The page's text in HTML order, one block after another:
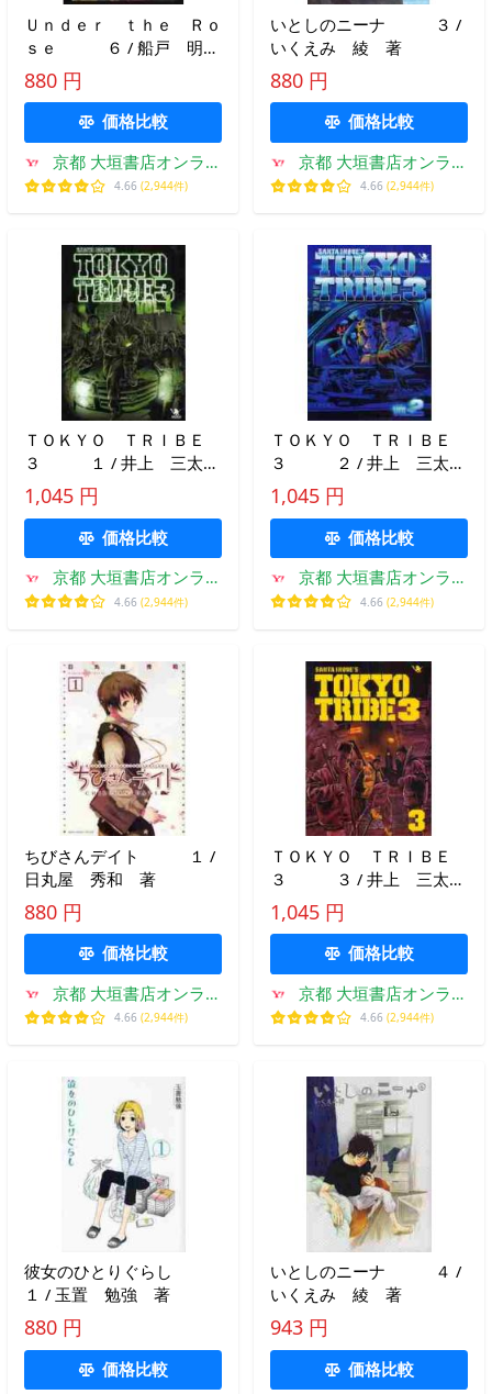
Ｕｎｄｅｒ ｔｈｅ Ｒｏ
ｓｅ ６ / 船戸 明
里 著
880 円
価格比較
京都 大垣書店オンライ
ン
4.66 (2,944件)
いとしのニーナ ３ /
いくえみ 綾 著
880 円
価格比較
京都 大垣書店オンライ
ン
4.66 (2,944件)
ＴＯＫＹＯ ＴＲＩＢＥ
３ １ / 井上 三太
著
1,045 円
価格比較
京都 大垣書店オンライ
ン
4.66 (2,944件)
ＴＯＫＹＯ ＴＲＩＢＥ
３ ２ / 井上 三太
著
1,045 円
価格比較
京都 大垣書店オンライ
ン
4.66 (2,944件)
ちびさんデイト １ /
日丸屋 秀和 著
880 円
価格比較
京都 大垣書店オンライ
ン
4.66 (2,944件)
ＴＯＫＹＯ ＴＲＩＢＥ
３ ３ / 井上 三太
著
1,045 円
価格比較
京都 大垣書店オンライ
ン
4.66 (2,944件)
彼女のひとりぐらし
１ / 玉置 勉強 著
880 円
価格比較
いとしのニーナ ４ /
いくえみ 綾 著
943 円
価格比較